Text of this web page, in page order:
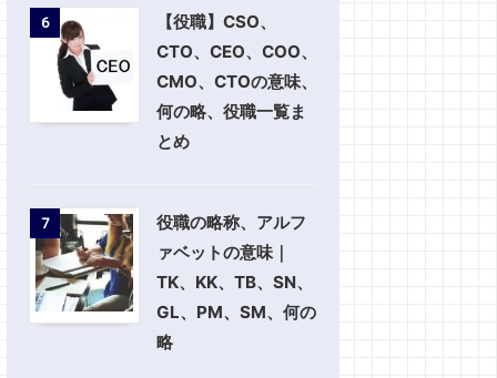
6
【役職】CSO、
CTO、CEO、COO、
CMO、CTOの意味、
何の略、役職一覧ま
とめ
7
役職の略称、アルフ
ァベットの意味｜
TK、KK、TB、SN、
GL、PM、SM、何の
略